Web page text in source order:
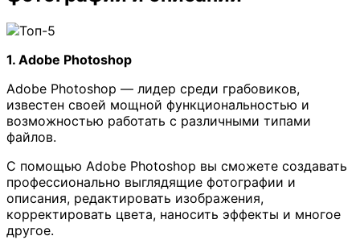
1. Adobe Photoshop
Adobe Photoshop — лидер среди грабовиков,
известен своей мощной функциональностью и
возможностью работать с различными типами
файлов.
С помощью Adobe Photoshop вы сможете создавать
профессионально выглядящие фотографии и
описания, редактировать изображения,
корректировать цвета, наносить эффекты и многое
другое.